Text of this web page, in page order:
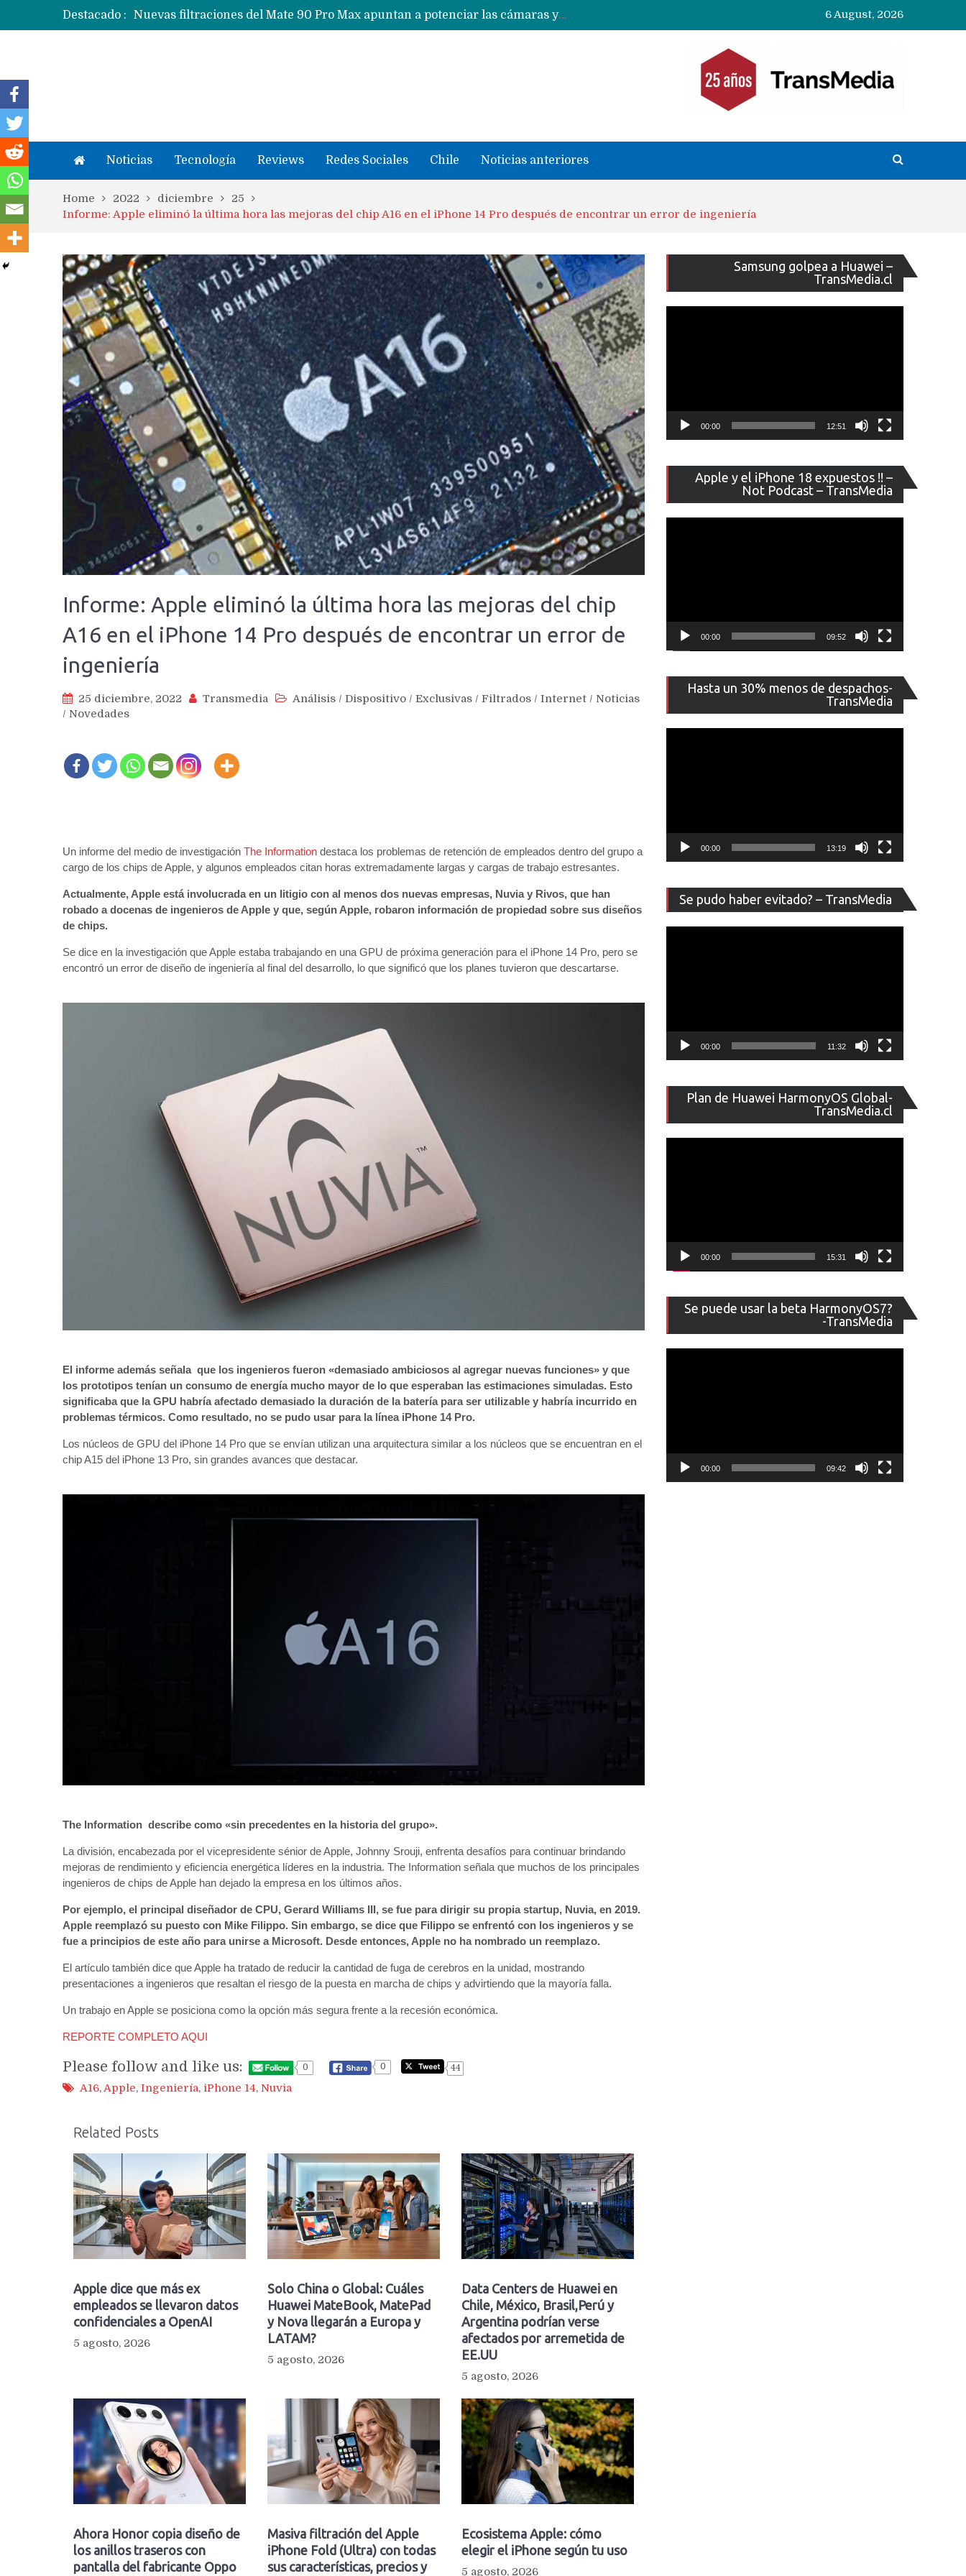
Destacado :
Google acaba definitivamente el truco para pagar con NFC en celulares Xiaomi, Oppo, Vivo y Huawei con ROM china
Apple dice que más ex empleados se llevaron datos confidenciales a OpenAI
6 August, 2026
Noticias Tecnología Reviews Redes Sociales Chile Noticias anteriores
Home 2022 diciembre
25
Informe: Apple eliminó la última hora las mejoras del chip A16 en el iPhone 14 Pro después de encontrar un error de ingeniería
Informe: Apple eliminó la última hora las mejoras del chip
A16 en el iPhone 14 Pro después de encontrar un error de
ingeniería
25 diciembre, 2022 Transmedia Análisis / Dispositivo / Exclusivas / Filtrados / Internet / Noticias
/ Novedades
Un informe del medio de investigación The Information destaca los problemas de retención de empleados dentro del grupo a
cargo de los chips de Apple, y algunos empleados citan horas extremadamente largas y cargas de trabajo estresantes.
Actualmente, Apple está involucrada en un litigio con al menos dos nuevas empresas, Nuvia y Rivos, que han
robado a docenas de ingenieros de Apple y que, según Apple, robaron información de propiedad sobre sus diseños
de chips.
Se dice en la investigación que Apple estaba trabajando en una GPU de próxima generación para el iPhone 14 Pro, pero se
encontró un error de diseño de ingeniería al final del desarrollo, lo que significó que los planes tuvieron que descartarse.
El informe además señala que los ingenieros fueron «demasiado ambiciosos al agregar nuevas funciones» y que
los prototipos tenían un consumo de energía mucho mayor de lo que esperaban las estimaciones simuladas. Esto
significaba que la GPU habría afectado demasiado la duración de la batería para ser utilizable y habría incurrido en
problemas térmicos. Como resultado, no se pudo usar para la línea iPhone 14 Pro.
Los núcleos de GPU del iPhone 14 Pro que se envían utilizan una arquitectura similar a los núcleos que se encuentran en el
chip A15 del iPhone 13 Pro, sin grandes avances que destacar.
The Information describe como «sin precedentes en la historia del grupo».
La división, encabezada por el vicepresidente sénior de Apple, Johnny Srouji, enfrenta desafíos para continuar brindando
mejoras de rendimiento y eficiencia energética líderes en la industria. The Information señala que muchos de los principales
ingenieros de chips de Apple han dejado la empresa en los últimos años.
Por ejemplo, el principal diseñador de CPU, Gerard Williams III, se fue para dirigir su propia startup, Nuvia, en 2019.
Apple reemplazó su puesto con Mike Filippo. Sin embargo, se dice que Filippo se enfrentó con los ingenieros y se
fue a principios de este año para unirse a Microsoft. Desde entonces, Apple no ha nombrado un reemplazo.
El artículo también dice que Apple ha tratado de reducir la cantidad de fuga de cerebros en la unidad, mostrando
presentaciones a ingenieros que resaltan el riesgo de la puesta en marcha de chips y advirtiendo que la mayoría falla.
Un trabajo en Apple se posiciona como la opción más segura frente a la recesión económica.
REPORTE COMPLETO AQUI
Please follow and like us: 0 0 44
A16, Apple, Ingeniería, iPhone 14, Nuvia
Related Posts
Apple dice que más ex
empleados se llevaron datos
confidenciales a OpenAI
5 agosto, 2026
Solo China o Global: Cuáles
Huawei MateBook, MatePad
y Nova llegarán a Europa y
LATAM?
5 agosto, 2026
Data Centers de Huawei en
Chile, México, Brasil,Perú y
Argentina podrían verse
afectados por arremetida de
EE.UU
5 agosto, 2026
Ahora Honor copia diseño de
los anillos traseros con
pantalla del fabricante Oppo
Masiva filtración del Apple
iPhone Fold (Ultra) con todas
sus características, precios y
Ecosistema Apple: cómo
elegir el iPhone según tu uso
5 agosto, 2026
Samsung golpea a Huawei –
TransMedia.cl
de
vídeo
00:00 12:51
Apple y el iPhone 18 expuestos !! –
Not Podcast – TransMedia
de
vídeo
00:00 09:52
Hasta un 30% menos de despachos-
TransMedia
de
vídeo
00:00 13:19
Se pudo haber evitado? – TransMedia
de
vídeo
00:00 11:32
Plan de Huawei HarmonyOS Global-
TransMedia.cl
de
vídeo
00:00 15:31
Se puede usar la beta HarmonyOS7?
-TransMedia
de
vídeo
00:00 09:42